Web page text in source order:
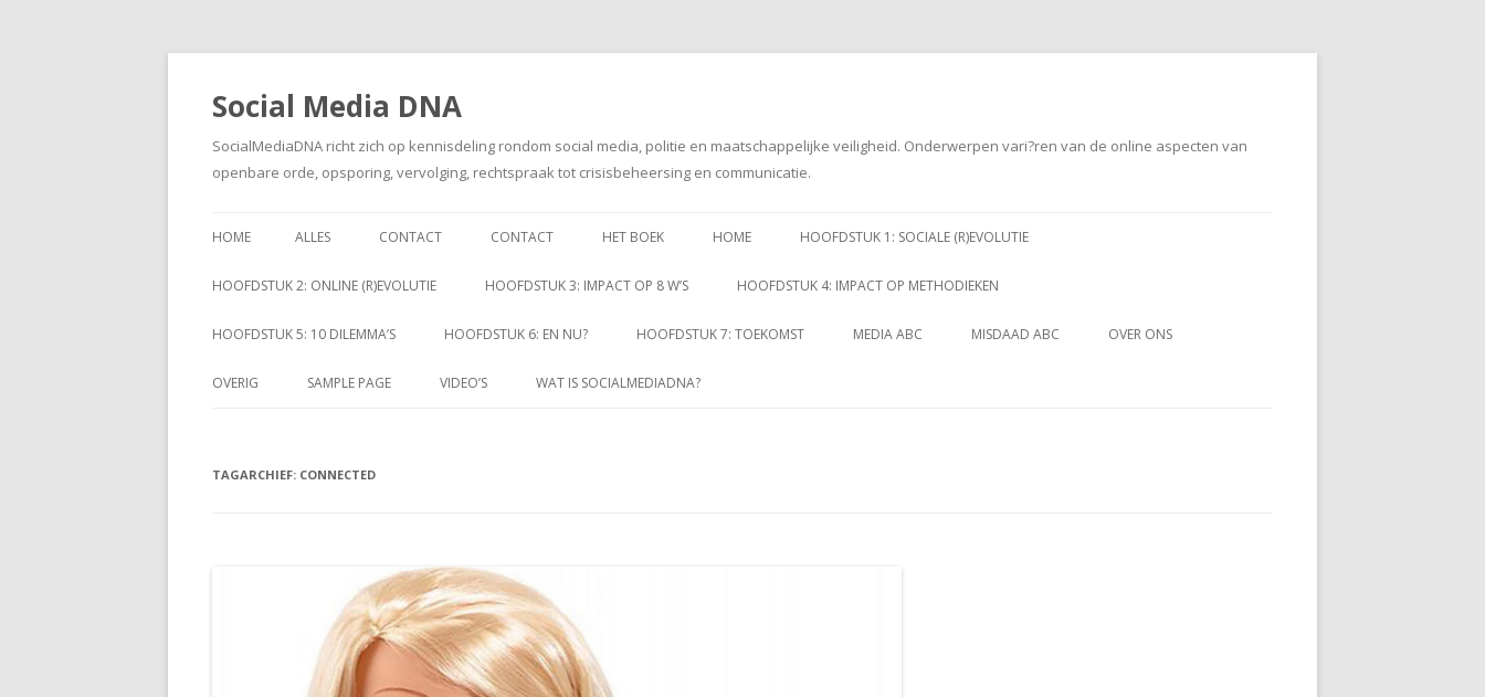
Social Media DNA
SocialMediaDNA richt zich op kennisdeling rondom social media, politie en maatschappelijke veiligheid. Onderwerpen vari?ren van de online aspecten van
openbare orde, opsporing, vervolging, rechtspraak tot crisisbeheersing en communicatie.
naar
HOME ALLES CONTACT CONTACT HET BOEK HOME HOOFDSTUK 1: SOCIALE (R)EVOLUTIE
HOOFDSTUK 2: ONLINE (R)EVOLUTIE HOOFDSTUK 3: IMPACT OP 8 W’S HOOFDSTUK 4: IMPACT OP METHODIEKEN
HOOFDSTUK 5: 10 DILEMMA’S HOOFDSTUK 6: EN NU? HOOFDSTUK 7: TOEKOMST MEDIA ABC MISDAAD ABC OVER ONS
OVERIG SAMPLE PAGE VIDEO’S WAT IS SOCIALMEDIADNA?
TAGARCHIEF: CONNECTED